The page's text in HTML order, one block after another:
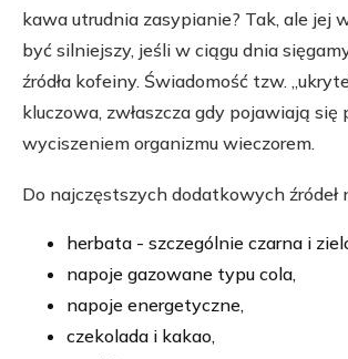
kawa utrudnia zasypianie? Tak, ale jej
być silniejszy, jeśli w ciągu dnia
źródła kofeiny. Świadomość tzw.
kluczowa, zwłaszcza gdy pojawiają się
wyciszeniem organizmu wieczorem.
Do najczęstszych dodatkowych źródeł
herbata - szczególnie czarna i
napoje gazowane typu cola,
napoje energetyczne,
czekolada i kakao,